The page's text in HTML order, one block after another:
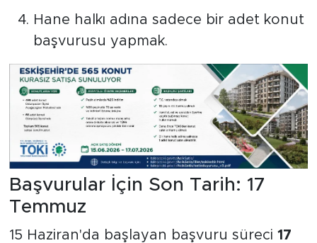
Hane halkı adına sadece bir adet konut
başvurusu yapmak.
Başvurular İçin Son Tarih: 17
Temmuz
15 Haziran'da başlayan başvuru süreci 17